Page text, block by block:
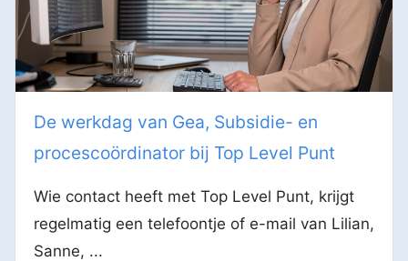
De werkdag van Gea, Subsidie- en
procescoördinator bij Top Level Punt
Wie contact heeft met Top Level Punt, krijgt
regelmatig een telefoontje of e-mail van Lilian,
Sanne, ...